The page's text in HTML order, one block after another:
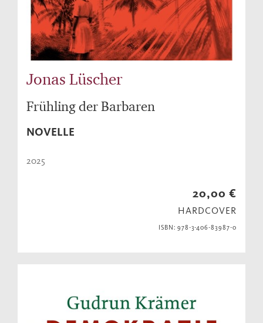
Jonas Lüscher
Frühling der Barbaren
NOVELLE
2025
20,00 €
HARDCOVER
ISBN: 978-3-406-83987-0